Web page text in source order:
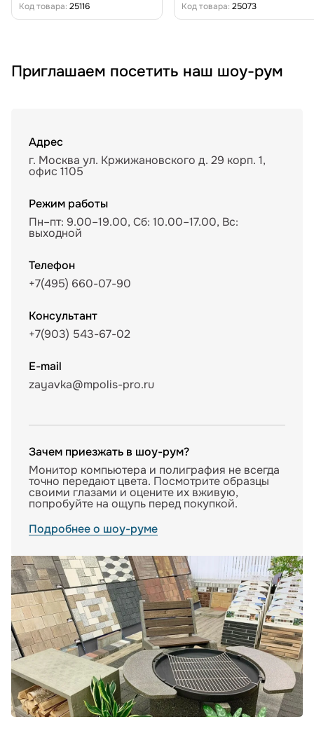
Код товара: 25116
Код товара: 25073
Приглашаем посетить наш шоу-рум
Адрес
г. Москва ул. Кржижановского д. 29 корп. 1,
офис 1105
Режим работы
Пн–пт: 9.00–19.00, Сб: 10.00–17.00, Вс:
выходной
Телефон
+7(495) 660-07-90
Консультант
+7(903) 543-67-02
E-mail
zayavka@mpolis-pro.ru
Зачем приезжать в шоу-рум?
Монитор компьютера и полиграфия не всегда
точно передают цвета. Посмотрите образцы
своими глазами и оцените их вживую,
попробуйте на ощупь перед покупкой.
Подробнее о шоу-руме